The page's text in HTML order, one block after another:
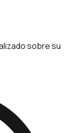
sobre su